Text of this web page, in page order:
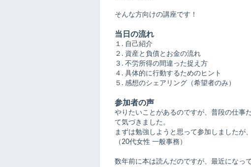
そんな方向けの講座です！
当日の流れ
１. 自己紹介
２. 資産と負債とお金の流れ
３. 不労所得の間違った捉え方
４. 具体的に行動するためのヒント
５. 感想のシェアリング（希望者のみ）
参加者の声
やりたいことがあるのですが、普段の仕事
て気づきました。
まずは勉強しようと思って参加しましたが
（20代女性 一般事務）
数年前に本は読んだのですが、最近になっ